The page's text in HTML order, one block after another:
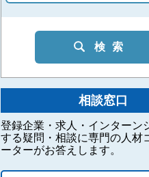
検索
相談窓口
登録企業・求人・インターン
する疑問・相談に専門の人材
ーターがお答えします。